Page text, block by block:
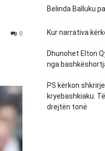
0
Belinda Balluku
Kur narrativa
Dhunohet Elton
nga
PS kërkon
kryebashkiaku:
drejtën tonë